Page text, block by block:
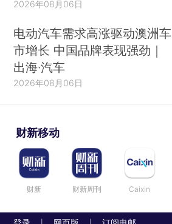
2026年08月06日
电动汽车需求高涨驱动澳洲车
市增长 中国品牌表现强劲｜
出海·汽车
2026年08月06日
财新移动
财新 财新周刊 Caixin